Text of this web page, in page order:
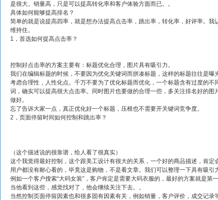
是很大。销量高，只是可以提高转化率和客户体验方面而已。。
具体如何能够提高排名？
简单的就是说提高四率，就是想办法提高点击率，跳出率，转化率，好评率。
维持住。
1，首选如何提高点击率？
控制好点击率的方案主要有：标题优化合理，图片具有吸引力。
我们在编辑标题的时候，不要因为优化关键词而拼凑标题，这样的标题往往是
考虑合理性，人性化点。千万不要为了优化标题而优化，一个标题含有过度的
词，确实可以提高很大点击率。同时图片也要做的合理一些，多关注排名好的
做好。
忘了告诉大家一点，真正优化好一个标题，压根也不需要开关键词竞争度。
2，页面停留时间如何控制和跳出率？
（这个描述说的很靠谱，给人看了很真实）
这个我觉得最好控制，这个跟美工设计有很大的关系，一个好的商品描述，肯
用户都没有耐心看的，毕竟这是购物，不是看文章。我们可以整理一下具有吸
例如一个客户搜索“大码女装”，客户肯定是需要大码衣服的，最好的方案就是
当他看到这些，感觉找对了，他会继续关注下去。。
当然控制页面停留因素也和很多固有因素有关，例如销量，客户评价，成交记